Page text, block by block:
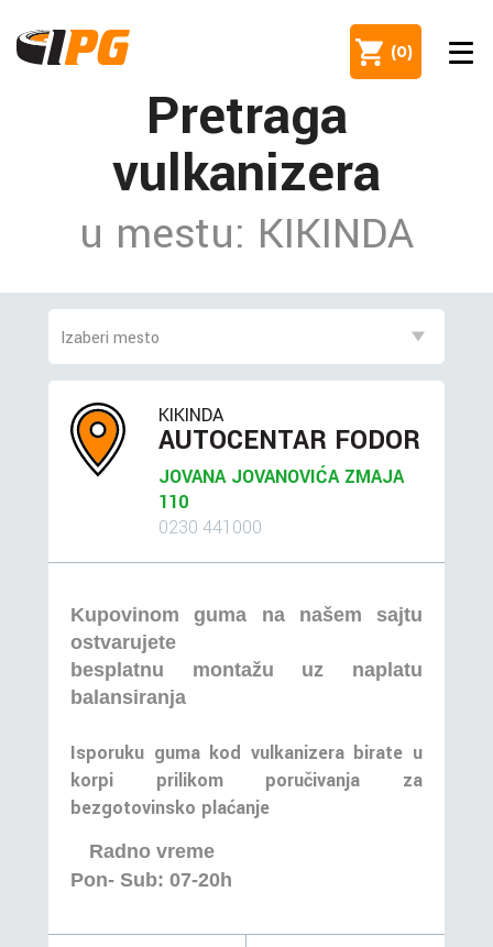
(0)
Pretraga
vulkanizera
u mestu: KIKINDA
KIKINDA
AUTOCENTAR FODOR
JOVANA JOVANOVIĆA ZMAJA
110
0230 441000
Kupovinom guma na našem sajtu
ostvarujete
besplatnu montažu uz naplatu
balansiranja
Isporuku guma kod vulkanizera birate u
korpi prilikom poručivanja za
bezgotovinsko plaćanje
Radno vreme
Pon- Sub: 07-20h